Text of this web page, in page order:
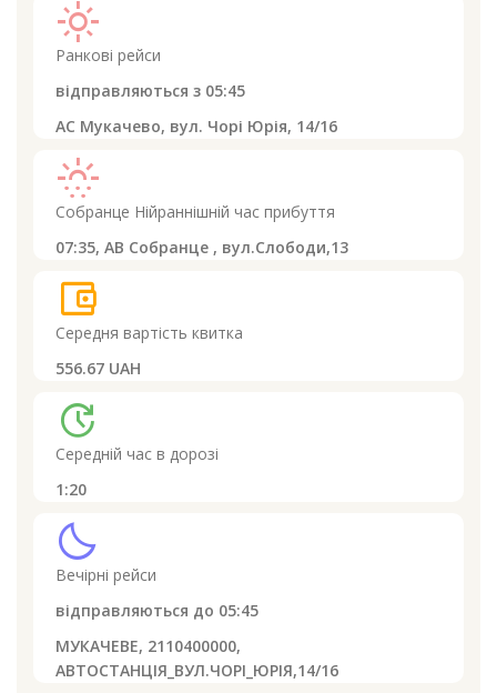
light_mode
Ранкові рейси
відправляються з 05:45
АС Мукачево, вул. Чорі Юрія, 14/16
sunny_snowing
Собранце Нійраннішній час прибуття
07:35, АВ Собранце , вул.Слободи,13
account_balance_wallet
Середня вартість квитка
556.67 UAH
update
Середній час в дорозі
1:20
clear_night
Вечірні рейси
відправляються до 05:45
МУКАЧЕВЕ, 2110400000,
АВТОСТАНЦІЯ_ВУЛ.ЧОРІ_ЮРІЯ,14/16